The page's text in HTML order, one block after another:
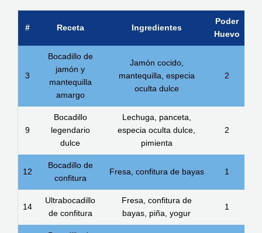
# Receta Ingredientes
Poder
Huevo
3
Bocadillo de
jamón y
mantequilla
amargo
Jamón cocido,
mantequilla, especia
oculta dulce
2
9
Bocadillo
legendario
dulce
Lechuga, panceta,
especia oculta dulce,
pimienta
2
12
Bocadillo de
confitura
Fresa, confitura de bayas 1
14
Ultrabocadillo
de confitura
Fresa, confitura de
bayas, piña, yogur
1